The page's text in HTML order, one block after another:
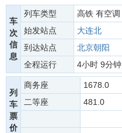
车
次
信
息
列车类型 高铁 有空调
始发站点
大连北
到达站点
北京朝阳
全程运行
4小时 9分钟
列
车
票
价
商务座 1678.0
二等座
481.0